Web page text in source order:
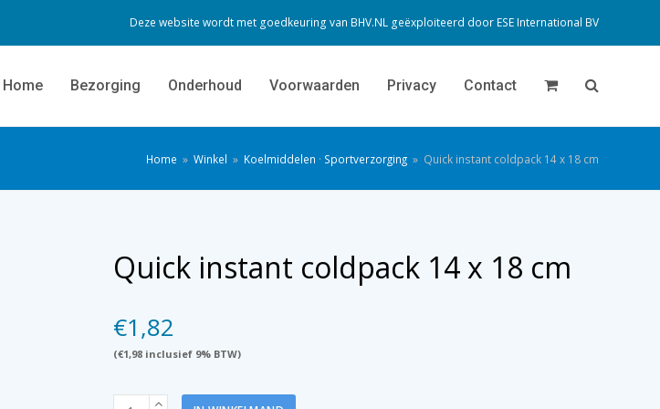
Deze website wordt met goedkeuring van BHV.NL geëxploiteerd door ESE International BV
Home Bezorging Onderhoud Voorwaarden Privacy Contact
Home » Winkel » Koelmiddelen · Sportverzorging » Quick instant coldpack 14 x 18 cm
Quick instant coldpack 14 x 18 cm
€1,82
(€1,98inclusief 9% BTW)
Quick